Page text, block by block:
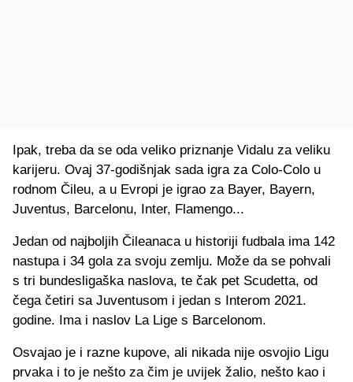
Ipak, treba da se oda veliko priznanje Vidalu za veliku
karijeru. Ovaj 37-godišnjak sada igra za Colo-Colo u
rodnom Čileu, a u Evropi je igrao za Bayer, Bayern,
Juventus, Barcelonu, Inter, Flamengo...
Jedan od najboljih Čileanaca u historiji fudbala ima 142
nastupa i 34 gola za svoju zemlju. Može da se pohvali
s tri bundesligaška naslova, te čak pet Scudetta, od
čega četiri sa Juventusom i jedan s Interom 2021.
godine. Ima i naslov La Lige s Barcelonom.
Osvajao je i razne kupove, ali nikada nije osvojio Ligu
prvaka i to je nešto za čim je uvijek žalio, nešto kao i